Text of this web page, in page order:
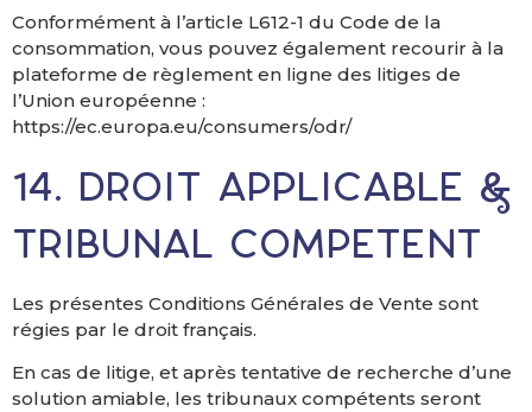
Conformément à l’article L612-1 du Code de la
consommation, vous pouvez également recourir à la
plateforme de règlement en ligne des litiges de
l’Union européenne :
https://ec.europa.eu/consumers/odr/
14. Droit applicable &
tribunal compétent
Les présentes Conditions Générales de Vente sont
régies par le droit français.
En cas de litige, et après tentative de recherche d’une
solution amiable, les tribunaux compétents seront